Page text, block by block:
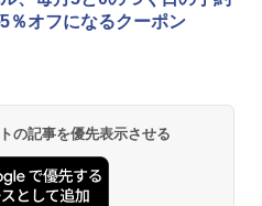
％オフになるクーポン
の記事を優先表示させる